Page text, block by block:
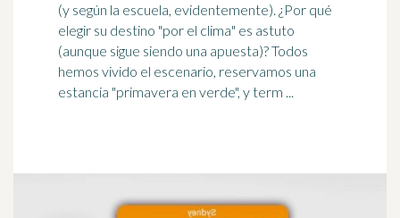
(y según la escuela, evidentemente). ¿Por qué
elegir su destino "por el clima" es astuto
(aunque sigue siendo una apuesta)? Todos
hemos vivido el escenario, reservamos una
estancia "primavera en verde", y term ...